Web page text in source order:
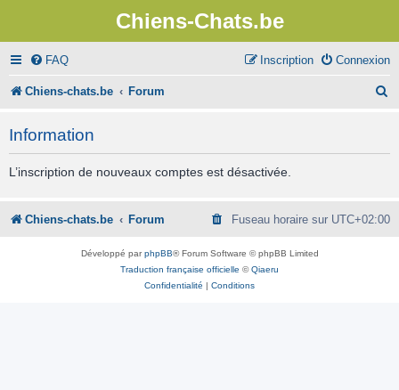
Chiens-Chats.be
FAQ Connexion
Inscription
Chiens-chats.be Forum
r
Information
L’inscription de nouveaux comptes est désactivée.
Chiens-chats.be Forum Fuseau horaire sur UTC+02:00
Développé parphpBB® Forum Software © phpBB Limited
Traduction française officielle ©Qiaeru
Confidentialité | Conditions